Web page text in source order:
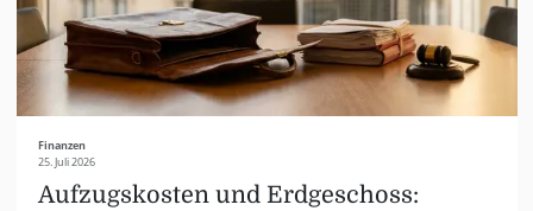
Finanzen
25. Juli 2026
Aufzugskosten und Erdgeschoss: